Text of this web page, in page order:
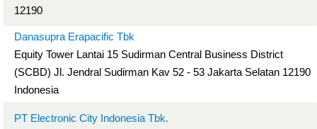
12190
Danasupra Erapacific Tbk
Equity Tower Lantai 15 Sudirman Central Business District
(SCBD) Jl. Jendral Sudirman Kav 52 - 53 Jakarta Selatan 12190
Indonesia
PT Electronic City Indonesia Tbk.